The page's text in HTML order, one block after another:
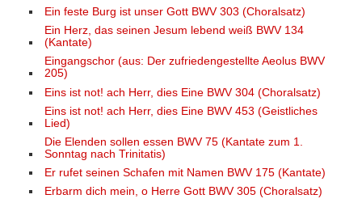
Ein feste Burg ist unser Gott BWV 303 (Choralsatz)
Ein Herz, das seinen Jesum lebend weiß BWV 134
(Kantate)
Eingangschor (aus: Der zufriedengestellte Aeolus BWV
205)
Eins ist not! ach Herr, dies Eine BWV 304 (Choralsatz)
Eins ist not! ach Herr, dies Eine BWV 453 (Geistliches
Lied)
Die Elenden sollen essen BWV 75 (Kantate zum 1.
Sonntag nach Trinitatis)
Er rufet seinen Schafen mit Namen BWV 175 (Kantate)
Erbarm dich mein, o Herre Gott BWV 305 (Choralsatz)